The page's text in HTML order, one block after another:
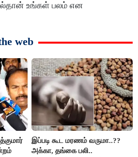
உங்கள் பலம் என
web
இப்படி கூட மரணம் வருமா..??
அக்கா, தங்கை பலி..